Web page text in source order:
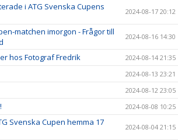
i ATG Svenska Cupens
2024-08-17 20:12
matchen imorgon - Frågor till
2024-08-16 14:30
hos Fotograf Fredrik
2024-08-14 21:35
2024-08-13 23:21
2024-08-12 23:05
2024-08-08 10:25
Svenska Cupen hemma 17
2024-08-04 21:15